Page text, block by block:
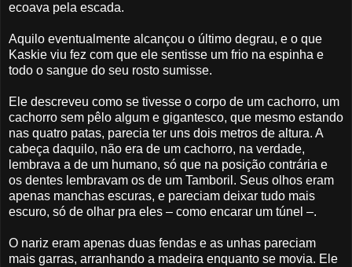
ecoava pela escada.
Aquilo eventualmente alcançou o último degrau, e o que
Kaskie viu fez com que ele sentisse um frio na espinha e
todo o sangue do seu rosto sumisse.
Ele descreveu como se tivesse o corpo de um cachorro, um
cachorro sem pêlo algum e gigantesco, que mesmo estando
nas quatro patas, parecia ter uns dois metros de altura. A
cabeça daquilo, não era de um cachorro, na verdade,
lembrava a de um humano, só que na posição contrária e
os dentes lembravam os de um Tamboril. Seus olhos eram
apenas manchas escuras, e pareciam deixar tudo mais
escuro, só de olhar pra eles – como encarar um túnel –.
O nariz eram apenas duas fendas e as unhas pareciam
mais garras, arranhando a madeira enquanto se movia. Ele